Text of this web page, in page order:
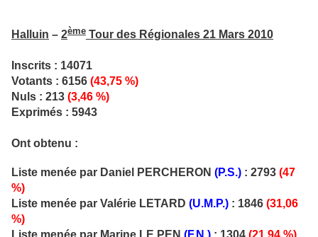
Halluin – 2ème Tour des Régionales 21 Mars 2010
Inscrits : 14071
Votants : 6156 (43,75 %)
Nuls : 213 (3,46 %)
Exprimés : 5943
Ont obtenu :
Liste menée par Daniel PERCHERON (P.S.) : 2793 (47
%)
Liste menée par Valérie LETARD (U.M.P.) : 1846 (31,06
%)